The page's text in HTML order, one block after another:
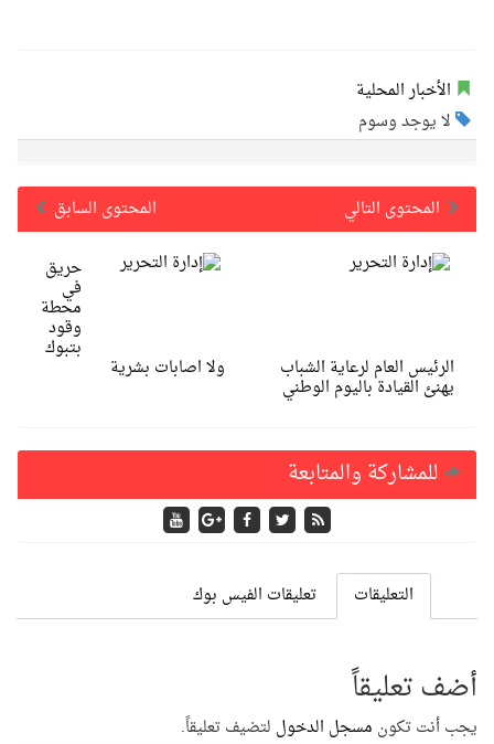
الأخبار المحلية
لا يوجد وسوم
المحتوى السابق
المحتوى التالي
حريق
في
محطة
وقود
بتبوك
ولا اصابات بشرية الرئيس العام لرعاية الشباب
يهنئ القيادة باليوم الوطني
للمشاركة والمتابعة
التعليقات تعليقات الفيس بوك
أضف تعليقاً
يجب أنت تكون مسجل الدخول لتضيف تعليقاً.